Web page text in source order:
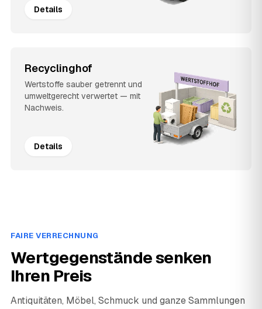
Details
Recyclinghof
Wertstoffe sauber getrennt und
umweltgerecht verwertet — mit
Nachweis.
Details
FAIRE VERRECHNUNG
Wertgegenstände senken
Ihren Preis
Antiquitäten, Möbel, Schmuck und ganze Sammlungen